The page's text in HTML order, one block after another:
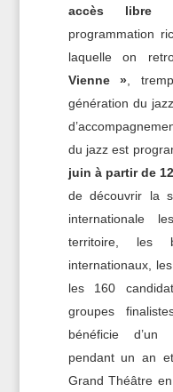
accès libre
programmation
laquelle on
Vienne » ,
génération du
du jazz est
juin à partir de
de découvrir la
internationale
territoire, les
internationaux,
les 160
groupes
bénéficie d’un
pendant un an
Grand Théâtre